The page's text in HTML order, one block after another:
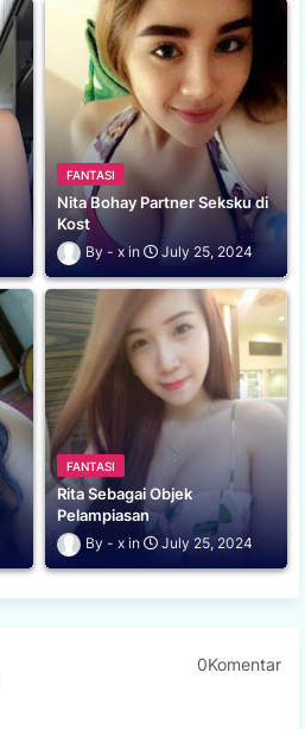
FANTASI
Nita Bohay Partner Seksku di
Kost
x July 25, 2024
FANTASI
Rita Sebagai Objek
Pelampiasan
x July 25, 2024
0Komentar